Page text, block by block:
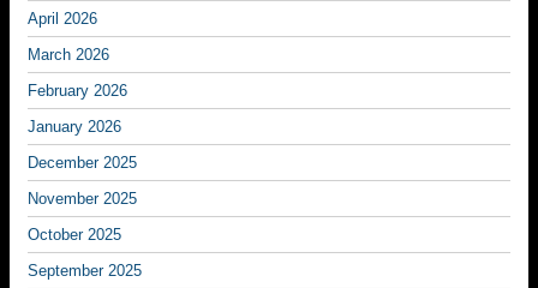
April 2026
March 2026
February 2026
January 2026
December 2025
November 2025
October 2025
September 2025